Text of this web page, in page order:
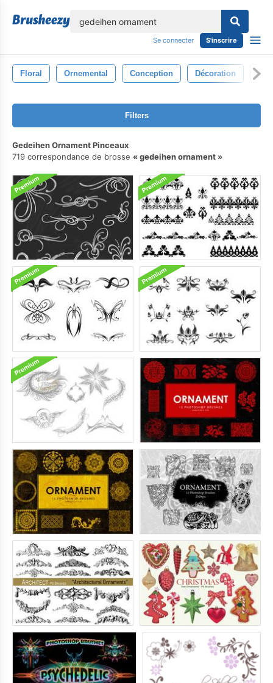
Se connecter S'inscrire
Floral Ornemental Conception Décoration
Filters
Gedeihen Ornament Pinceaux
719 correspondance de brosse
gedeihen ornament